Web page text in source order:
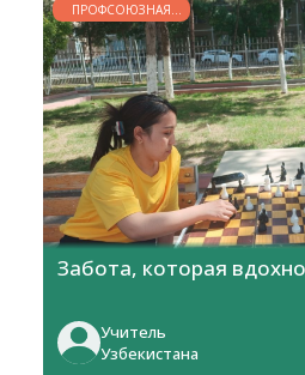
ПРОФСОЮЗНАЯ
ЖИЗНЬ
Забота, которая
Учитель
Узбекистана